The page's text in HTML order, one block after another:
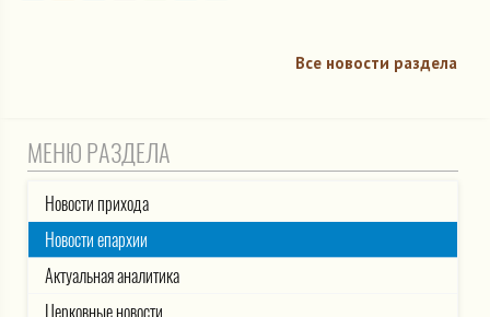
Все новости раздела
МЕНЮ РАЗДЕЛА
Новости прихода
Новости епархии
Актуальная аналитика
Церковные новости